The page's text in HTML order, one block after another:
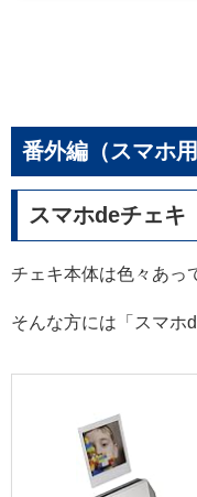
番外編（スマホ
スマホdeチェキ
チェキ本体は色々あ
そんな方には「スマホ